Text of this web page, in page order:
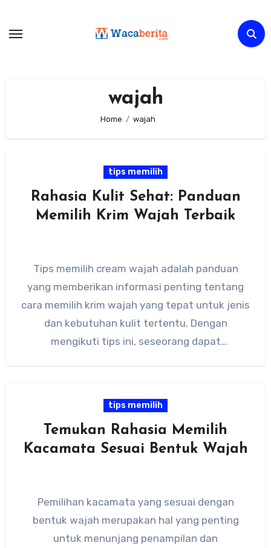
content
wajah
Home wajah
tips memilih
Rahasia Kulit Sehat: Panduan
Memilih Krim Wajah Terbaik
Tips memilih cream wajah adalah panduan
yang memberikan informasi penting tentang
cara memilih krim wajah yang tepat untuk jenis
dan kebutuhan kulit tertentu. Dengan
mengikuti tips ini, seseorang dapat
tips memilih
Temukan Rahasia Memilih
Kacamata Sesuai Bentuk Wajah
Pemilihan kacamata yang sesuai dengan
bentuk wajah merupakan hal yang penting
untuk menunjang penampilan dan